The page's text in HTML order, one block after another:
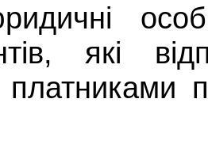
які
платниками